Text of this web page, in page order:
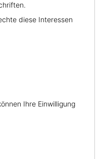
diese Interessen
Ihre Einwilligung